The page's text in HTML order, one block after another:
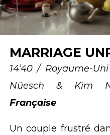
MARRIAGE
14’40 / Royaume-
Nüesch & Kim
Française
Un couple frustré